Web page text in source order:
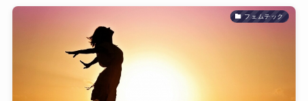
フェムテック